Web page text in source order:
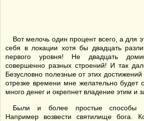
Вот мелочь один процент всего, а для
себя в локации хотя бы двадцать
первого уровня! Не двадцать
совершенно разных строений! И так
Безусловно полезные от этих
отрезке времени мне желательно будет
много денег и окрепнет владение этим и
Были и более простые способы
Например возвести святилище бога.